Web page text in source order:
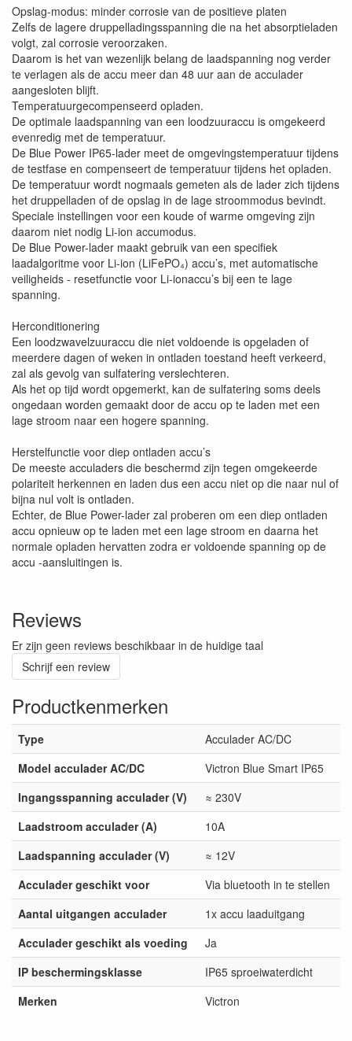
Opslag-modus: minder corrosie van de positieve platen
Zelfs de lagere druppelladingsspanning die na het absorptieladen
volgt, zal corrosie veroorzaken.
Daarom is het van wezenlijk belang de laadspanning nog verder
te verlagen als de accu meer dan 48 uur aan de acculader
aangesloten blijft.
Temperatuurgecompenseerd opladen.
De optimale laadspanning van een loodzuuraccu is omgekeerd
evenredig met de temperatuur.
De Blue Power IP65-lader meet de omgevingstemperatuur tijdens
de testfase en compenseert de temperatuur tijdens het opladen.
De temperatuur wordt nogmaals gemeten als de lader zich tijdens
het druppelladen of de opslag in de lage stroommodus bevindt.
Speciale instellingen voor een koude of warme omgeving zijn
daarom niet nodig Li-ion accumodus.
De Blue Power-lader maakt gebruik van een specifiek
laadalgoritme voor Li-ion (LiFePO₄) accu’s, met automatische
veiligheids - resetfunctie voor Li-ionaccu’s bij een te lage
spanning.
Herconditionering
Een loodzwavelzuuraccu die niet voldoende is opgeladen of
meerdere dagen of weken in ontladen toestand heeft verkeerd,
zal als gevolg van sulfatering verslechteren.
Als het op tijd wordt opgemerkt, kan de sulfatering soms deels
ongedaan worden gemaakt door de accu op te laden met een
lage stroom naar een hogere spanning.
Herstelfunctie voor diep ontladen accu’s
De meeste acculaders die beschermd zijn tegen omgekeerde
polariteit herkennen en laden dus een accu niet op die naar nul of
bijna nul volt is ontladen.
Echter, de Blue Power-lader zal proberen om een diep ontladen
accu opnieuw op te laden met een lage stroom en daarna het
normale opladen hervatten zodra er voldoende spanning op de
accu -aansluitingen is.
Reviews
Er zijn geen reviews beschikbaar in de huidige taal
Schrijf een review
Productkenmerken
Type
Acculader AC/DC
Model acculader AC/DC
Victron Blue Smart IP65
Ingangsspanning acculader (V)
≈ 230V
Laadstroom acculader (A)
10A
Laadspanning acculader (V)
≈ 12V
Acculader geschikt voor
Via bluetooth in te stellen
Aantal uitgangen acculader
1x accu laaduitgang
Acculader geschikt als voeding
Ja
IP beschermingsklasse
IP65 sproeiwaterdicht
Merken
Victron